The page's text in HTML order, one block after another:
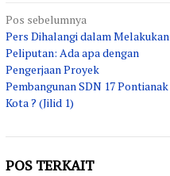
Navigasi
pos
Pos sebelumnya
Pers Dihalangi dalam Melakukan
Peliputan: Ada apa dengan
Pengerjaan Proyek
Pembangunan SDN 17 Pontianak
Kota ? (Jilid 1)
POS TERKAIT